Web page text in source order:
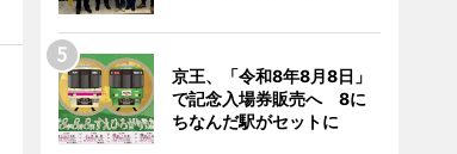
京王、「令和8年8月8日」
で記念入場券販売へ 8に
ちなんだ駅がセットに